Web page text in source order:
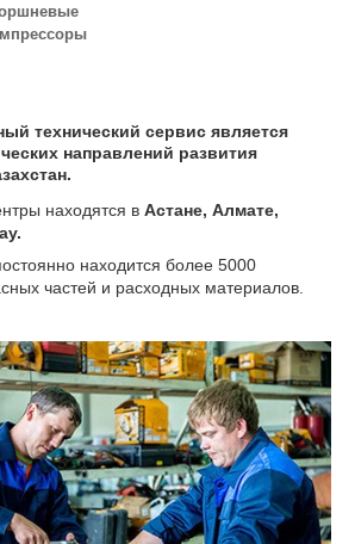
технический сервис является
направлений развития
находятся в Астане, Алмате,
находится более 5000
частей и расходных материалов.